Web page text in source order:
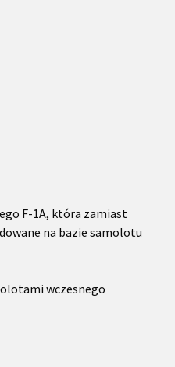
F-1A, która zamiast
na bazie samolotu
wczesnego